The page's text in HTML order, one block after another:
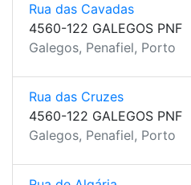
Rua das Cavadas
4560-122 GALEGOS PNF
Galegos, Penafiel, Porto
Rua das Cruzes
4560-122 GALEGOS PNF
Galegos, Penafiel, Porto